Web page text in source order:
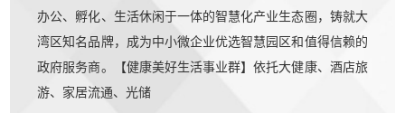
办公、孵化、生活休闲于一体的智慧化产业生态圈，铸就大
湾区知名品牌，成为中小微企业优选智慧园区和值得信赖的
政府服务商。【健康美好生活事业群】依托大健康、酒店旅
游、家居流通、光储